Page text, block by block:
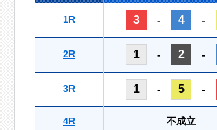
1R 3 - 4 -
2R 1 - 2 -
3R 1 - 5 -
4R 不成立